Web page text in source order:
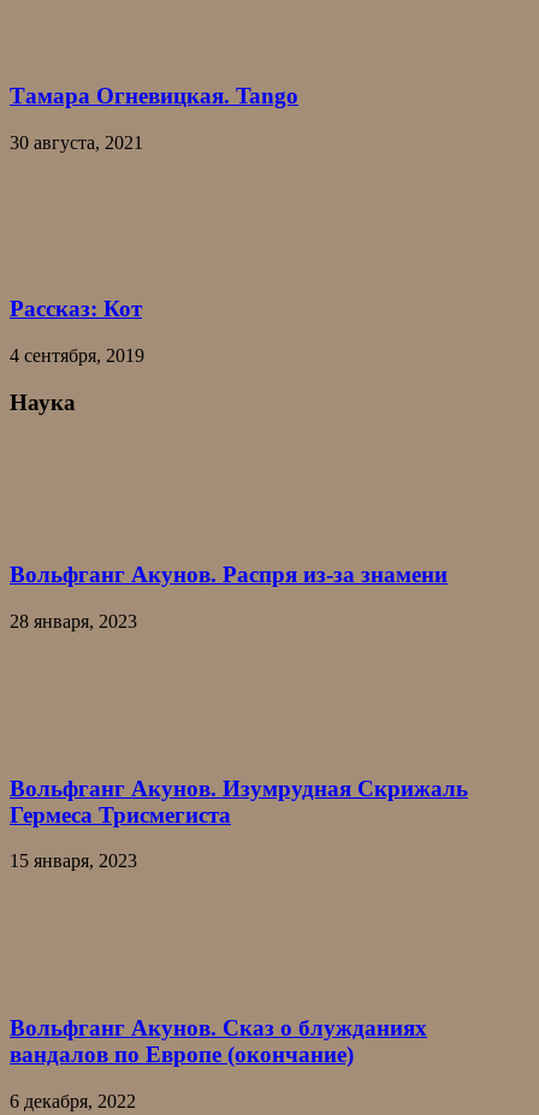
Тамара Огневицкая. Tango
30 августа, 2021
Рассказ: Кот
4 сентября, 2019
Наука
Вольфганг Акунов. Распря из-за знамени
28 января, 2023
Вольфганг Акунов. Изумрудная Скрижаль
Гермеса Трисмегиста
15 января, 2023
Вольфганг Акунов. Сказ о блужданиях
вандалов по Европе (окончание)
6 декабря, 2022